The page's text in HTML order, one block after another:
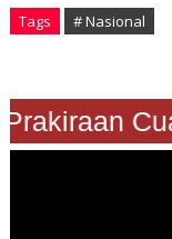
Tags # Nasional